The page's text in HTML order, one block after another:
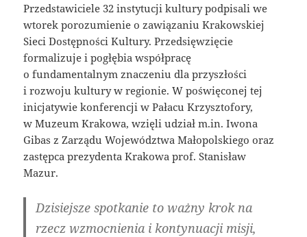
Przedstawiciele 32 instytucji kultury podpisali we
wtorek porozumienie o zawiązaniu Krakowskiej
Sieci Dostępności Kultury. Przedsięwzięcie
formalizuje i pogłębia współpracę
o fundamentalnym znaczeniu dla przyszłości
i rozwoju kultury w regionie. W poświęconej tej
inicjatywie konferencji w Pałacu Krzysztofory,
w Muzeum Krakowa, wzięli udział m.in. Iwona
Gibas z Zarządu Województwa Małopolskiego oraz
zastępca prezydenta Krakowa prof. Stanisław
Mazur.
Dzisiejsze spotkanie to ważny krok na
rzecz wzmocnienia i kontynuacji misji,